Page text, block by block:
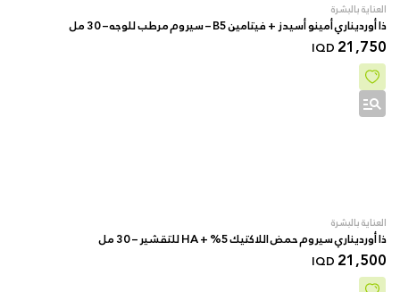
العناية بالبشرة
ذا أورديناري أمينو أسيدز + فيتامين B5 – سيروم مرطب للوجه – 30 مل
21,750
IQD
العناية بالبشرة
ذا أورديناري سيروم حمض اللاكتيك 5% + HA للتقشير – 30 مل
21,500
IQD